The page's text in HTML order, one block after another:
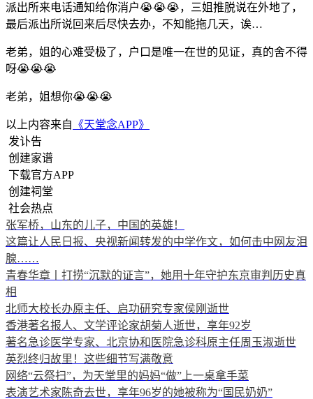
派出所来电话通知给你消户😭😭😭，三姐推脱说在外地了，
最后派出所说回来后尽快去办，不知能拖几天，诶…
老弟，姐的心难受极了，户口是唯一在世的见证，真的舍不得
呀😭😭😭
老弟，姐想你😭😭😭
以上内容来自 《天堂念APP》
发讣告
创建家谱
下载官方APP
创建祠堂
社会热点
张军桥，山东的儿子，中国的英雄！
这篇让人民日报、央视新闻转发的中学作文，如何击中网友泪
腺……
青春华章丨打捞“沉默的证言”，她用十年守护东京审判历史真
相
北师大校长办原主任、启功研究专家侯刚逝世
香港著名报人、文学评论家胡菊人逝世，享年92岁
著名急诊医学专家、北京协和医院急诊科原主任周玉淑逝世
英烈终归故里！这些细节写满敬意
网络“云祭扫”，为天堂里的妈妈“做”上一桌拿手菜
表演艺术家陈奇去世，享年96岁的她被称为“国民奶奶”